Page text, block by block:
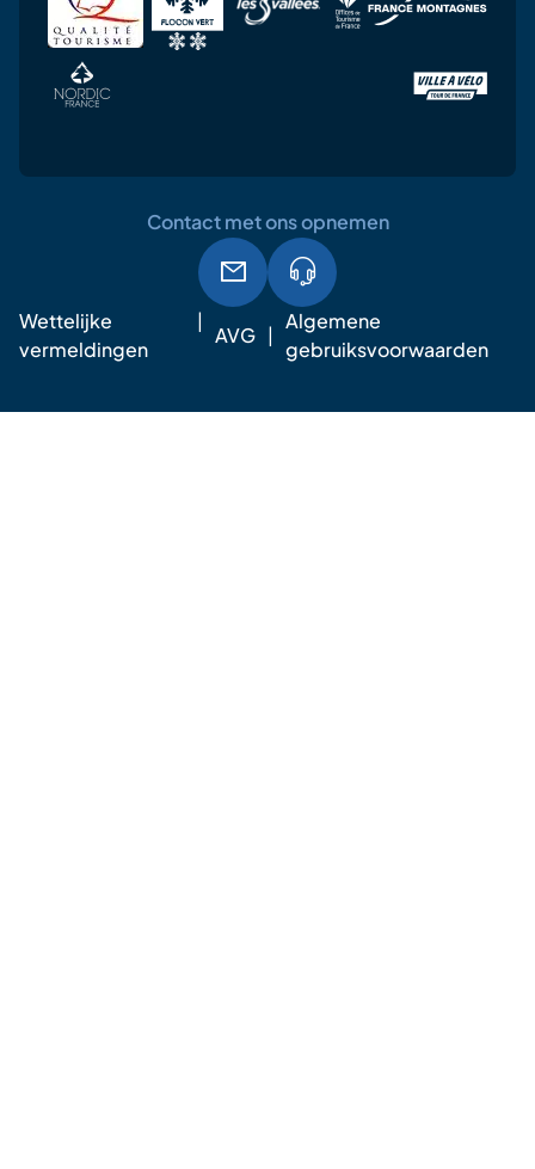
Wettelijke
vermeldingen
AVG
Algemene
gebruiksvoorwaarden
Contact met ons opnemen